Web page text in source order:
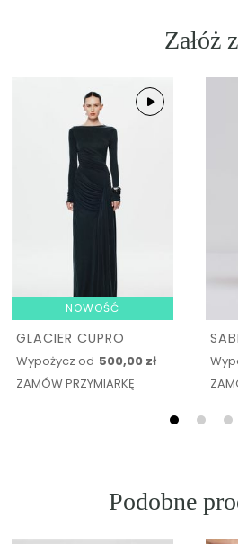
Załóż z
NOWOŚĆ
GLACIER CUPRO
Wypożycz od 500,00 zł
ZAMÓW PRZYMIARKĘ
Podobne